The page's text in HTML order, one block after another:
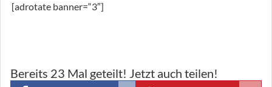
[adrotate banner=“3″]
Bereits 23 Mal geteilt! Jetzt auch teilen!